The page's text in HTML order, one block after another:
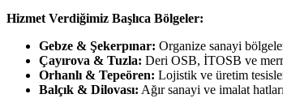
Hizmet Verdiğimiz Başlıca Bölgeler:
Gebze & Şekerpınar: Organize sanayi
Çayırova & Tuzla: Deri OSB, İTOSB ve
Orhanlı & Tepeören: Lojistik ve üretim
Balçık & Dilovası: Ağır sanayi ve imalat